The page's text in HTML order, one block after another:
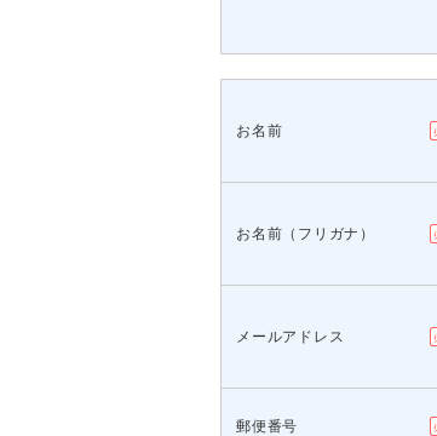
お名前
お名前（フリガナ）
メールアドレス
郵便番号